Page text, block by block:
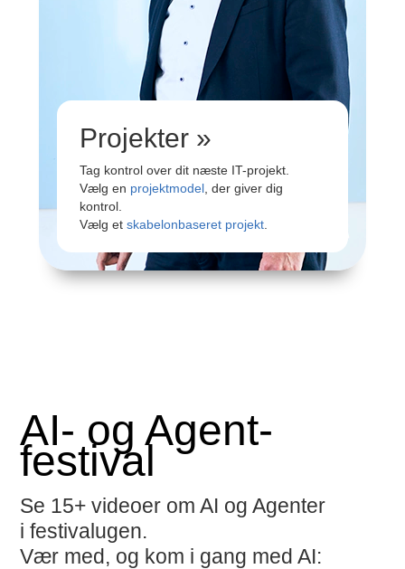
Projekter »
Tag kontrol over dit næste IT-projekt.
Vælg en projektmodel , der giver dig
kontrol.
Vælg etskabelonbaseret projekt
AI- og Agent-
festival
Se 15+ videoer om AI og Agenter
i festivalugen.
Vær med, og kom i gang med AI: